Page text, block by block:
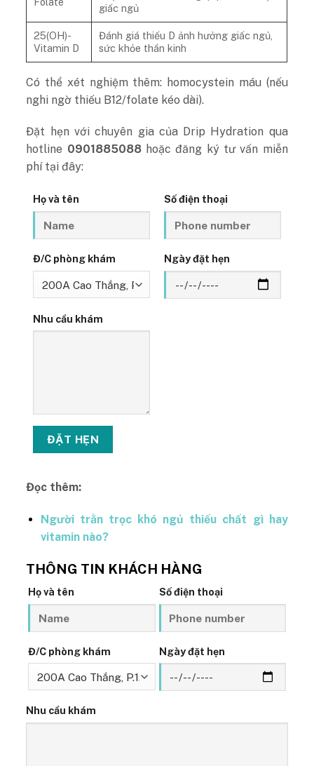
giấc ngủ
25(OH)-
Vitamin D
Đánh giá thiếu D ảnh hưởng giấc ngủ,
sức khỏe thần kinh
Có thể xét nghiệm thêm: homocystein máu (nếu
nghi ngờ thiếu B12/folate kéo dài).
Đặt hẹn với chuyên gia của Drip Hydration qua
hotline 0901885088hoặc đăng ký tư vấn miễn
phí tại đây:
Họ và tên Số điện thoại
Đ/C phòng khám Ngày đặt hẹn
Nhu cầu khám
Đọc thêm:
Người trằn trọc khó ngủ thiếu chất gì hay
vitamin nào?
THÔNG TIN KHÁCH HÀNG
Họ và tên Số điện thoại
Đ/C phòng khám Ngày đặt hẹn
Nhu cầu khám